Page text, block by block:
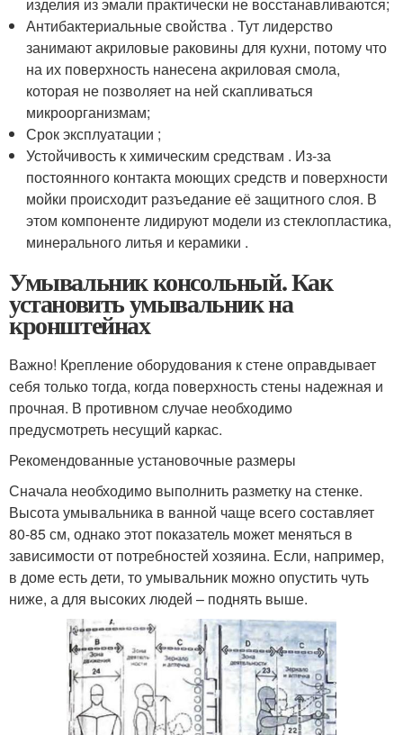
Антибактериальные свойства . Тут лидерство
занимают акриловые раковины для кухни, потому что
на их поверхность нанесена акриловая смола,
которая не позволяет на ней скапливаться
микроорганизмам;
Срок эксплуатации ;
Устойчивость к химическим средствам . Из-за
постоянного контакта моющих средств и поверхности
мойки происходит разъедание её защитного слоя. В
этом компоненте лидируют модели из стеклопластика,
минерального литья и керамики .
Умывальник консольный. Как
установить умывальник на
кронштейнах
Важно! Крепление оборудования к стене оправдывает
себя только тогда, когда поверхность стены надежная и
прочная. В противном случае необходимо
предусмотреть несущий каркас.
Рекомендованные установочные размеры
Сначала необходимо выполнить разметку на стенке.
Высота умывальника в ванной чаще всего составляет
80-85 см, однако этот показатель может меняться в
зависимости от потребностей хозяина. Если, например,
в доме есть дети, то умывальник можно опустить чуть
ниже, а для высоких людей – поднять выше.